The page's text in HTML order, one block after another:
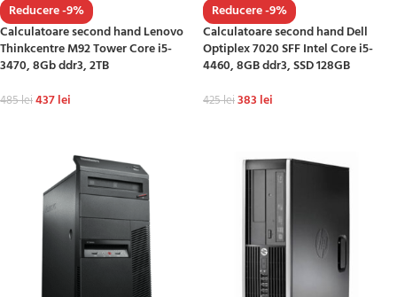
Reducere -9%
Calculatoare second hand Lenovo
Thinkcentre M92 Tower Core i5-
3470, 8Gb ddr3, 2TB
485lei437lei
Reducere -9%
Calculatoare second hand Dell
Optiplex 7020 SFF Intel Core i5-
4460, 8GB ddr3, SSD 128GB
425lei383 lei